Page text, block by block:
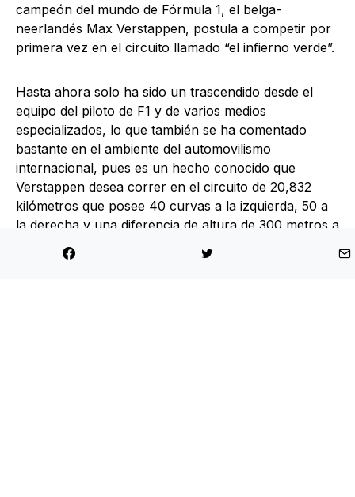
campeón del mundo de Fórmula 1, el belga-
neerlandés Max Verstappen, postula a competir por
primera vez en el circuito llamado “el infierno verde”.
Hasta ahora solo ha sido un trascendido desde el
equipo del piloto de F1 y de varios medios
especializados, lo que también se ha comentado
bastante en el ambiente del automovilismo
internacional, pues es un hecho conocido que
Verstappen desea correr en el circuito de 20,832
kilómetros que posee 40 curvas a la izquierda, 50 a
la derecha y una diferencia de altura de 300 metros a
lo largo del trazado, que es de una alta complejidad
para toda clase de pilotos, inclusive para el campeón